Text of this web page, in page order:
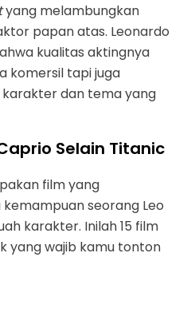
yang melambungkan
papan atas. Leonardo
kualitas aktingnya
komersil tapi juga
dan tema yang
Selain Titanic
film yang
seorang Leo
karakter. Inilah 15 film
yang wajib kamu tonton